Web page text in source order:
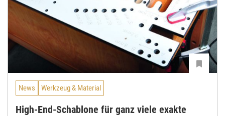
News Werkzeug & Material
High-End-Schablone für ganz viele exakte